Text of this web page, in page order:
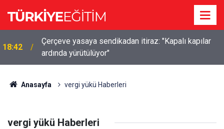
18:42
Çerçeve yasaya sendikadan itiraz: "Kapalı kapılar
ardında yürütülüyor"
Anasayfa vergi yükü Haberleri
vergi yükü Haberleri